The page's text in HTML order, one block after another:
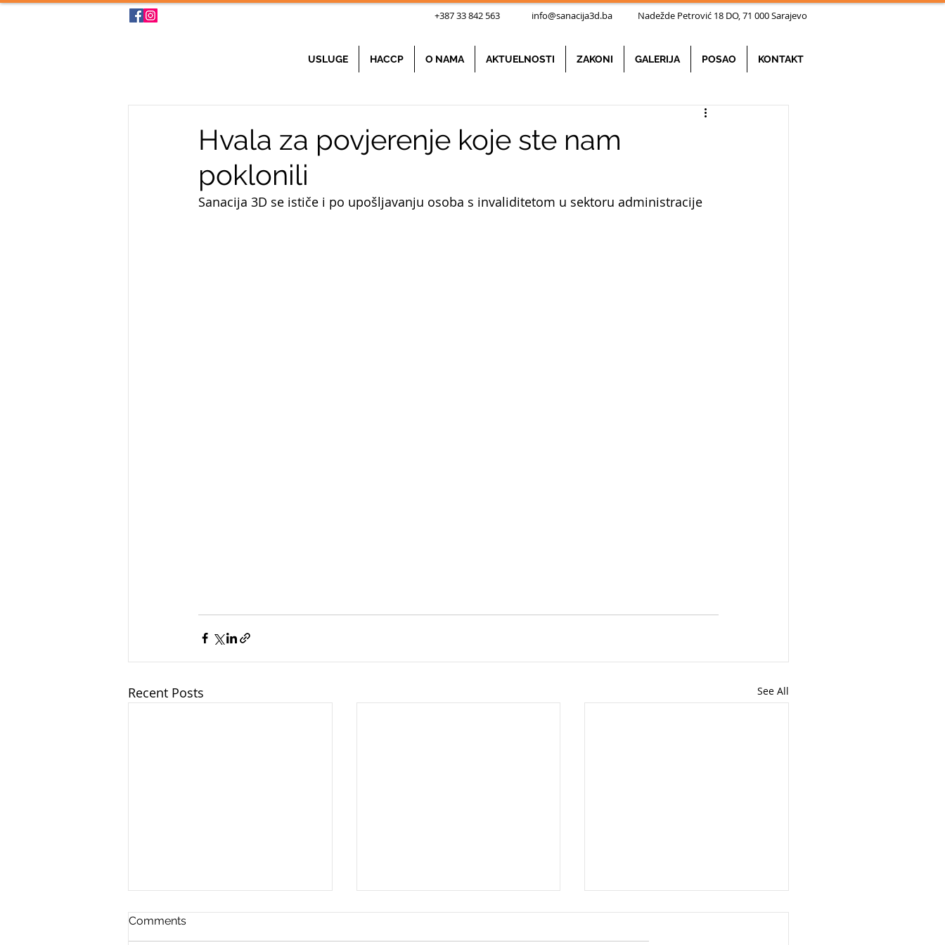
+387 33 842 563 info@sanacija3d.ba Nadežde Petrović 18 DO, 71 000 Sarajevo
USLUGE HACCP O NAMA AKTUELNOSTI ZAKONI GALERIJA POSAO KONTAKT
Hvala za povjerenje koje ste nam
poklonili
Sanacija 3D se ističe i po upošljavanju osoba s invaliditetom u sektoru administracije
Recent Posts See All
Comments